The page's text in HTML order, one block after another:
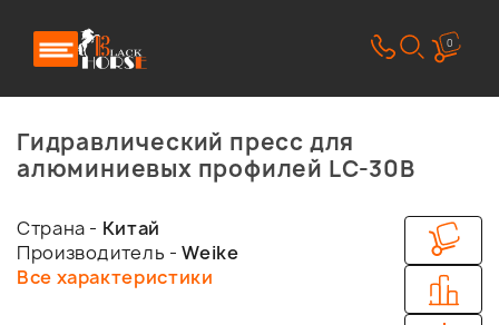
0
Гидравлический пресс для
алюминиевых профилей LC-30B
Страна - Китай
Производитель -Weike
Все характеристики